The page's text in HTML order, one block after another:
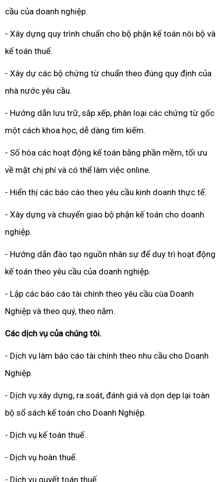
cầu của doanh nghiệp.
- Xây dựng quy trình chuẩn cho bộ phận kế toán nôi bộ và
kế toán thuế.
- Xây dự các bộ chứng từ chuẩn theo đúng quy định của
nhà nước yêu cầu.
- Hướng dẫn lưu trữ, sắp xếp, phân loại các chứng từ gốc
một cách khoa học, dễ dàng tìm kiếm.
- Số hóa các hoạt động kế toán bằng phần mềm, tối ưu
về mặt chị phí và có thể làm việc online.
- Hiển thị các báo cáo theo yêu cầu kinh doanh thực tế.
- Xây dựng và chuyển giao bộ phận kế toán cho doanh
nghiệp.
- Hướng dẫn đào tạo nguồn nhân sự để duy trì hoạt động
kế toán theo yêu cầu của doanh nghiệp.
- Lập các báo cáo tài chính theo yêu cầu cùa Doanh
Nghiệp và theo quý, theo năm.
Các dịch vụ của chúng tôi.
- Dịch vụ làm báo cáo tài chính theo nhu cầu cho Doanh
Nghiệp.
- Dịch vụ xây dựng, ra soát, đánh giá và dọn dẹp lại toàn
bộ sổ sách kế toán cho Doanh Nghiệp.
- Dịch vụ kế toán thuế.
- Dịch vụ hoàn thuế.
- Dịch vụ quyết toán thuế.